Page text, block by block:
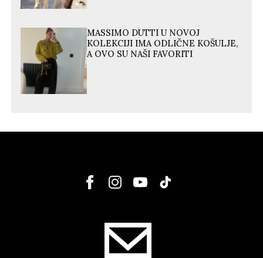
MASSIMO DUTTI U NOVOJ
KOLEKCIJI IMA ODLIČNE KOŠULJE,
A OVO SU NAŠI FAVORITI